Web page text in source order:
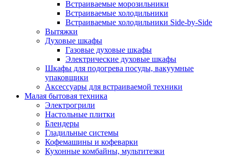
Встраиваемые морозильники
Встраиваемые холодильники
Встраиваемые холодильники Side-by-Side
Вытяжки
Духовые шкафы
Газовые духовые шкафы
Электрические духовые шкафы
Шкафы для подогрева посуды, вакуумные
упаковщики
Аксессуары для встраиваемой техники
Малая бытовая техника
Электрогрили
Настольные плитки
Блендеры
Гладильные системы
Кофемашины и кофеварки
Кухонные комбайны, мультитезки